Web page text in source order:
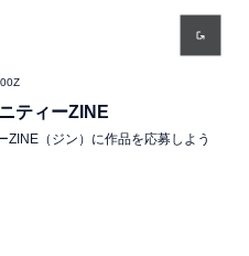
ティーZINE
ZINE（ジン）に作品を応募しよう